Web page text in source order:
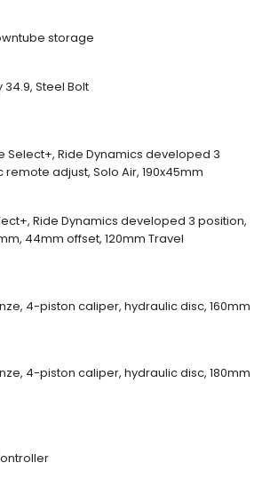
storage
Steel Bolt
Select+, Ride Dynamics developed 3
remote adjust, Solo Air, 190x45mm
Ride Dynamics developed 3 position,
44mm offset, 120mm Travel
4-piston caliper, hydraulic disc, 160mm
4-piston caliper, hydraulic disc, 180mm